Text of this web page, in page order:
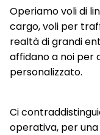
Operiamo voli di
cargo, voli per
realtà di grandi
affidano a noi per
personalizzato.
Ci
operativa, per